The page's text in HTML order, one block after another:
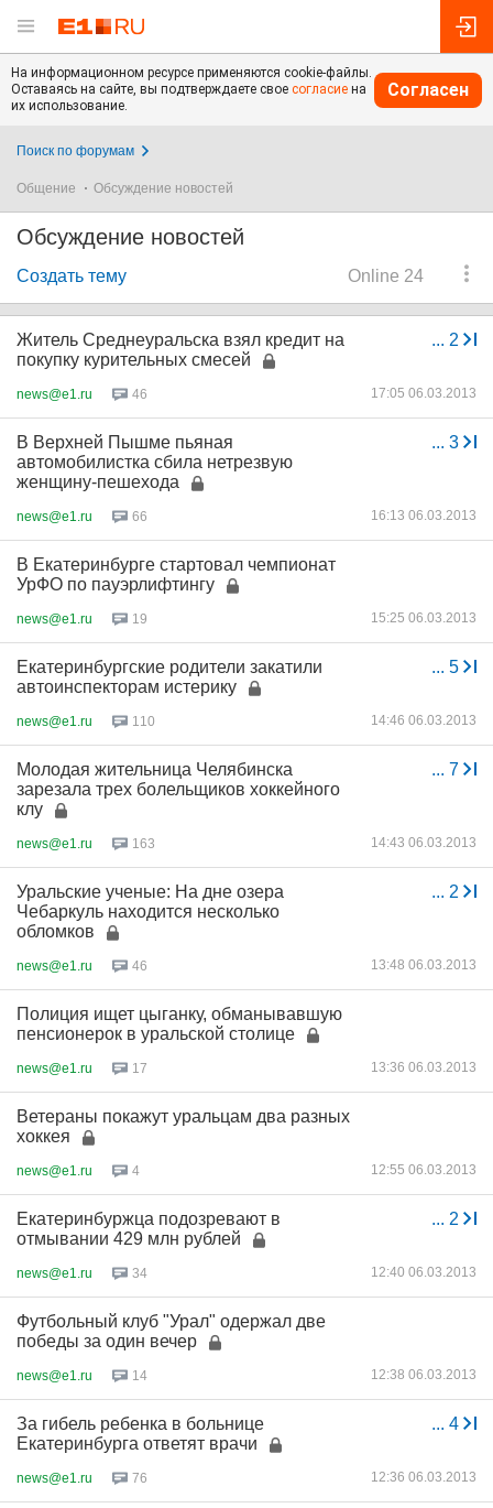
На информационном ресурсе применяются cookie-файлы.
Оставаясь на сайте, вы подтверждаете свое согласие на
их использование.
Согласен
Поиск по форумам
Общение Обсуждение новостей
Обсуждение новостей
Online 24
Создать тему
... 2
Житель Среднеуральска взял кредит на
покупку курительных смесей
news@e1.ru 46 17:05 06.03.2013
... 3
В Верхней Пышме пьяная
автомобилистка сбила нетрезвую
женщину-пешехода
news@e1.ru 66 16:13 06.03.2013
В Екатеринбурге стартовал чемпионат
УрФО по пауэрлифтингу
news@e1.ru 19 15:25 06.03.2013
... 5
Екатеринбургские родители закатили
автоинспекторам истерику
news@e1.ru 110 14:46 06.03.2013
... 7
Молодая жительница Челябинска
зарезала трех болельщиков хоккейного
клу
news@e1.ru 163 14:43 06.03.2013
... 2
Уральские ученые: На дне озера
Чебаркуль находится несколько
обломков
news@e1.ru 46 13:48 06.03.2013
Полиция ищет цыганку, обманывавшую
пенсионерок в уральской столице
news@e1.ru 17 13:36 06.03.2013
Ветераны покажут уральцам два разных
хоккея
news@e1.ru 4 12:55 06.03.2013
... 2
Екатеринбуржца подозревают в
отмывании 429 млн рублей
news@e1.ru 34 12:40 06.03.2013
Футбольный клуб "Урал" одержал две
победы за один вечер
news@e1.ru 14 12:38 06.03.2013
... 4
За гибель ребенка в больнице
Екатеринбурга ответят врачи
news@e1.ru 76 12:36 06.03.2013